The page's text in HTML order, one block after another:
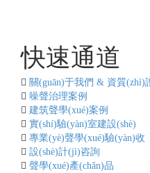
快速通道
關(guān)于我們 & 資質(zhì)
噪聲治理案例
建筑聲學(xué)案例
實(shí)驗(yàn)室建設(shè)
專業(yè)聲學(xué)驗(yàn)收
設(shè)計(jì)咨詢
聲學(xué)產(chǎn)品